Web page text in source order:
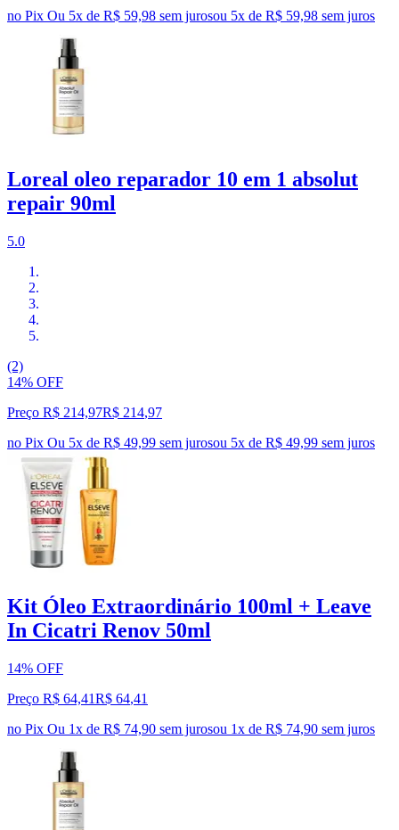
no Pix Ou 5x de R$ 59,98 sem jurosou 5x de R$ 59,98 sem juros
Loreal oleo reparador 10 em 1 absolut
repair 90ml
5.0
(2)
14% OFF
Preço R$ 214,97R$ 214,97
no Pix Ou 5x de R$ 49,99 sem jurosou 5x de R$ 49,99 sem juros
Kit Óleo Extraordinário 100ml + Leave
In Cicatri Renov 50ml
14% OFF
Preço R$ 64,41R$ 64,41
no Pix Ou 1x de R$ 74,90 sem jurosou 1x de R$ 74,90 sem juros